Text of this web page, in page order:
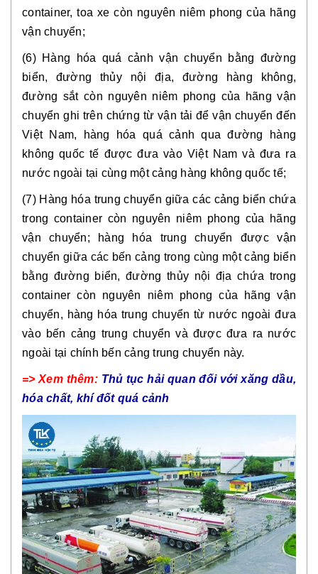
container, toa xe còn nguyên niêm phong của hãng
vận chuyển;
(6) Hàng hóa quá cảnh vận chuyển bằng đường
biển, đường thủy nội địa, đường hàng không,
đường sắt còn nguyên niêm phong của hãng vận
chuyển ghi trên chứng từ vận tải để vận chuyển đến
Việt Nam, hàng hóa quá cảnh qua đường hàng
không quốc tế được đưa vào Việt Nam và đưa ra
nước ngoài tại cùng một cảng hàng không quốc tế;
(7) Hàng hóa trung chuyển giữa các cảng biển chứa
trong container còn nguyên niêm phong của hãng
vận chuyển; hàng hóa trung chuyển được vận
chuyển giữa các bến cảng trong cùng một cảng biển
bằng đường biển, đường thủy nội địa chứa trong
container còn nguyên niêm phong của hãng vận
chuyển, hàng hóa trung chuyển từ nước ngoài đưa
vào bến cảng trung chuyển và được đưa ra nước
ngoài tại chính bến cảng trung chuyển này.
=> Xem thêm: Thủ tục hải quan đối với xăng dầu,
hóa chất, khí đốt quá cảnh